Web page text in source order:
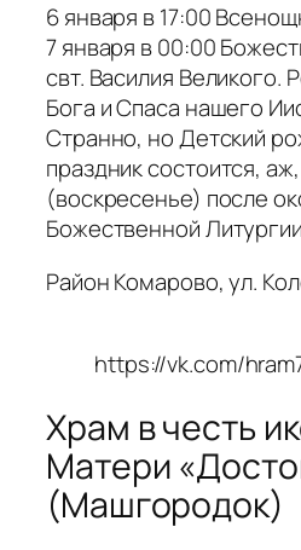
6 января в 17:00
7 января в 00:00
свт. Василия Великого.
Бога и Спаса нашего
Странно, но Детский
праздник состоится,
(воскресенье) после
Божественной
Район Комарово, ул.
https://vk.com/
Храм в честь
Матери
(Машгородок)